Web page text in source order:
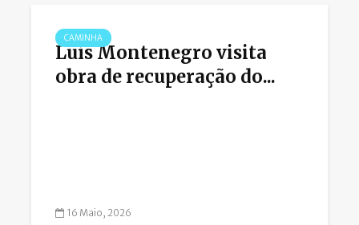
CAMINHA
Luís Montenegro visita
obra de recuperação do...
16 Maio, 2026